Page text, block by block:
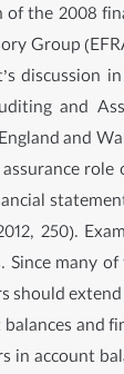
the 2008
Group
and
and
role
250).
Since many
should
and
in account